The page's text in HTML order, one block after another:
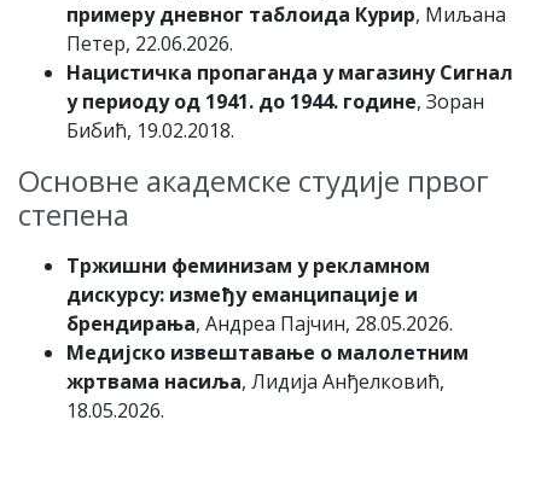
примеру дневног таблоида Курир, Миљана
Петер, 22.06.2026.
Нацистичка пропаганда у магазину Сигнал
у периоду од 1941. до 1944. године, Зоран
Бибић, 19.02.2018.
Основне академске студије првог
степена
Тржишни феминизам у рекламном
дискурсу: између еманципације и
брендирања, Андреа Пајчин, 28.05.2026.
Медијско извештавање о малолетним
жртвама насиља, Лидија Анђелковић,
18.05.2026.